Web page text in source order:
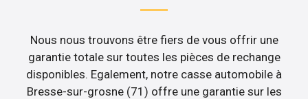
Nous nous trouvons être fiers de vous offrir une
garantie totale sur toutes les pièces de rechange
disponibles. Egalement, notre casse automobile à
Bresse-sur-grosne (71) offre une garantie sur les